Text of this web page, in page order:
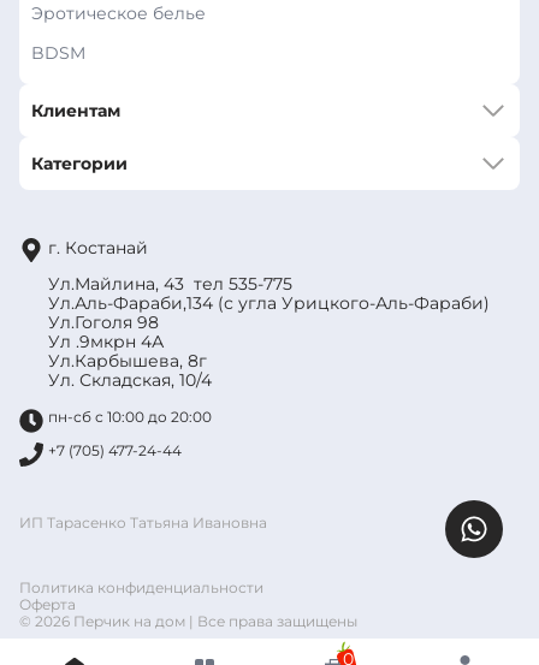
Эротическое белье
BDSM
Клиентам
Категории
г. Костанай
Ул.Майлина, 43 тел 535-775
Ул.Аль-Фараби,134 (с угла Урицкого-Аль-Фараби)
Ул.Гоголя 98
Ул .9мкрн 4А
Ул.Карбышева, 8г
Ул. Складская, 10/4
пн-сб с 10:00 до 20:00
+7 (705) 477-24-44
ИП Тарасенко Татьяна Ивановна
Политика конфиденциальности
Оферта
© 2026 Перчик на дом | Все права защищены
0